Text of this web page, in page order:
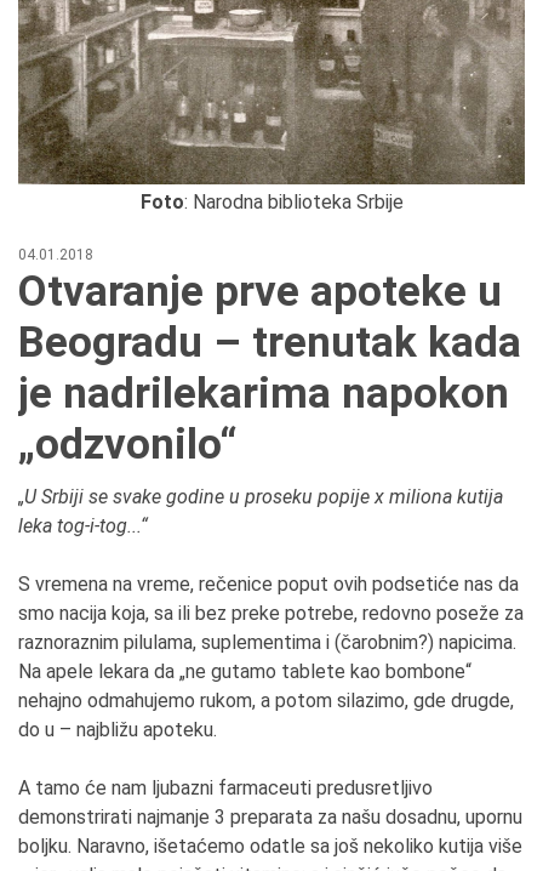
Foto: Narodna biblioteka Srbije
04.01.2018
Otvaranje prve apoteke u
Beogradu – trenutak kada
je nadrilekarima napokon
„odzvonilo“
„U Srbiji se svake godine u proseku popije x miliona kutija
leka tog-i-tog...“
S vremena na vreme, rečenice poput ovih podsetiće nas da
smo nacija koja, sa ili bez preke potrebe, redovno poseže za
raznoraznim pilulama, suplementima i (čarobnim?) napicima.
Na apele lekara da „ne gutamo tablete kao bombone“
nehajno odmahujemo rukom, a potom silazimo, gde drugde,
do u – najbližu apoteku.
A tamo će nam ljubazni farmaceuti predusretljivo
demonstrirati najmanje 3 preparata za našu dosadnu, upornu
boljku. Naravno, išetaćemo odatle sa još nekoliko kutija više